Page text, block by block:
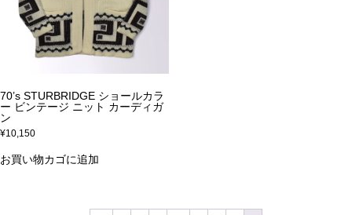
70’s STURBRIDGE ショールカラ
ー ビンテージ ニット カーディガ
ン
¥10,150
お買い物カゴに追加